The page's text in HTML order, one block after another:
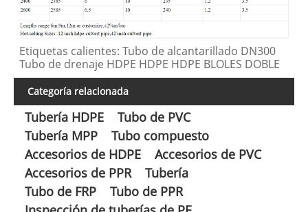
Etiquetas calientes: Tubo de alcantarillado DN300
Tubo de drenaje HDPE HDPE HDPE BLOLES DOBLE
Categoría relacionada
Tubería HDPE
Tubo de PVC
Tubería MPP
Tubo compuesto
Accesorios de HDPE
Accesorios de PVC
Accesorios de PPR
Tubería
Tubo de FRP
Tubo de PPR